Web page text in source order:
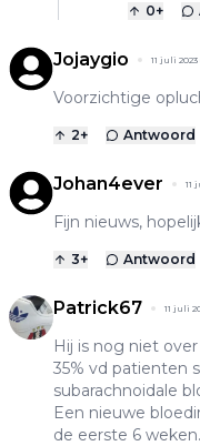
0+
Jojaygio 11 juli 2023
Voorzichtige
2+ Antwoord
Johan4ever 11
Fijn nieuws,
3+ Antwoord
Patrick67 11 juli
Hij is nog niet
35% vd patienten
subarachnoidale
Een nieuwe
de eerste 6